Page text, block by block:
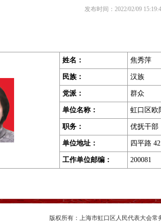
发布时间：2022/02/09
姓名： 焦秀萍
民族： 汉族
党派： 群众
单位名称： 虹口区欧
职务： 优抚干部
单位地址： 四平路
工作单位邮编： 200081
版权所有：上海市虹口区人民代表大会常